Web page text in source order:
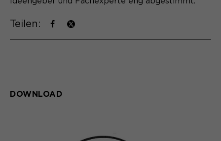
Teilen:
DOWNLOAD